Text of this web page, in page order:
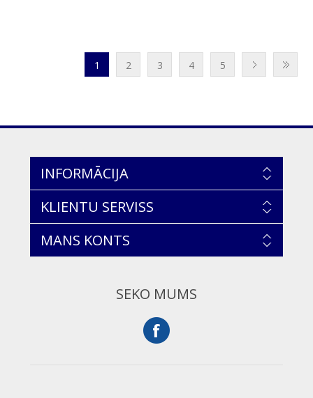
1 2 3 4 5
INFORMĀCIJA
KLIENTU SERVISS
MANS KONTS
SEKO MUMS